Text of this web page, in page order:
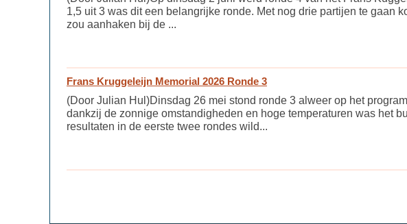
1,5 uit 3 was dit een belangrijke ronde. Met nog drie partijen te gaan
zou aanhaken bij de ...
Frans Kruggeleijn Memorial 2026 Ronde 3
(Door Julian Hul)Dinsdag 26 mei stond ronde 3 alweer op het
dankzij de zonnige omstandigheden en hoge temperaturen was het
resultaten in de eerste twee rondes wild...